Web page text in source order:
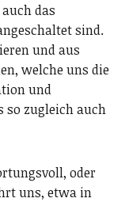
das
sind.
und aus
welche uns die
und
so zugleich auch
oder
uns, etwa in